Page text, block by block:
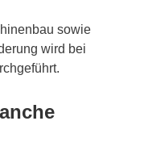
sowie
wird bei